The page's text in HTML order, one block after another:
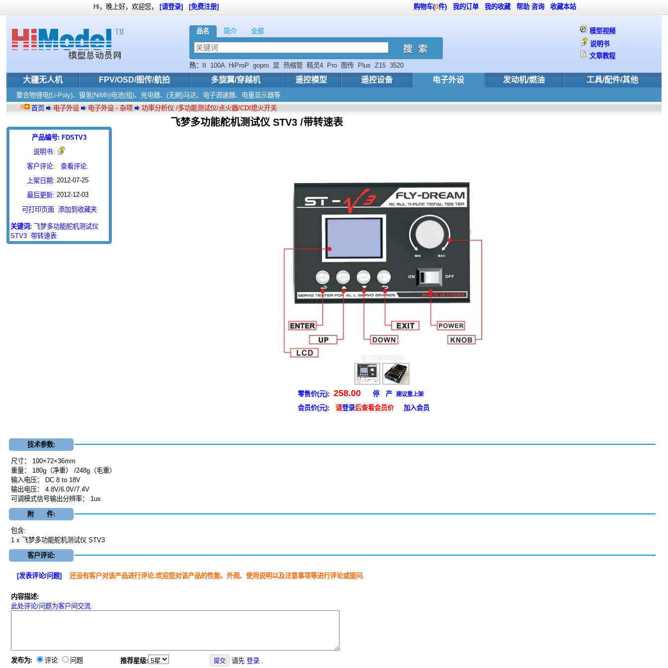
品名 简介 全部
热： 100A HiProP gopro 显 热缩管 精灵4 Pro 图传 Plus Z15 3520
模型视频
说明书
文章教程
大疆无人机 FPV/OSD/图传/航拍 多旋翼/穿越机 遥控模型 遥控设备 电子外设 发动机/燃油 工具/配件/其他
Hi，晚上好，欢迎您， [请登录] [免费注册] 购物车(0件) 我的订单 我的收藏 帮助 咨询 收藏本站
聚合物锂电(Li-Poly)、镍氢(NiMh)电池(组)、充电器、(无刷)马达、电子调速器、电量显示器等
首页
电子外设 电子外设 - 杂项 功率分析仪 /多功能测试仪/点火器/CDI熄火开关
产品编号: FDSTV3
说明书:
客户评论:
查看评论.
上架日期: 2012-07-25
最后更新: 2012-12-03
可打印页面 添加到收藏夹
关键词:
飞梦多功能舵机测试仪
STV3 带转速表
飞梦多功能舵机测试仪 STV3 /带转速表
5F7D58795980
零售价(元): 258.00 停 产 建议重上架
会员价(元): 请登录后查看会员价 加入会员
技术参数:
尺寸： 100×72×36mm
重量： 180g（净重） /248g（毛重）
输入电压： DC 8 to 18V
输出电压： 4.8V/6.0V/7.4V
可调模式信号输出分辨率： 1us
附 件:
包含:
1 x 飞梦多功能舵机测试仪 STV3
客户评论:
[发表评论/问题] 还没有客户对该产品进行评论.欢迎您对该产品的性能、外观、使用说明以及注意事项等进行评论或提问.
内容描述:
此处评论/问题为客户间交流.
发布为: 评论 问题 推荐星级: 请先 登录 .